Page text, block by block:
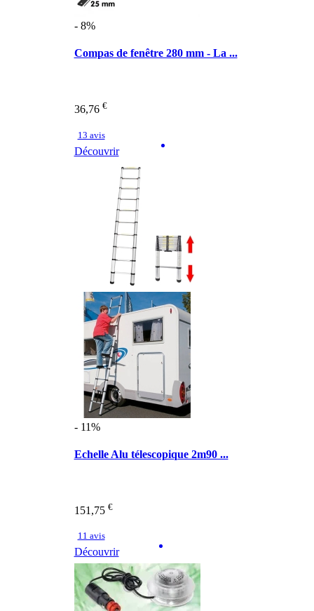
- 8%
Compas de fenêtre 280 mm - La ...
36,76 €
13 avis
Découvrir
- 11%
Echelle Alu télescopique 2m90 ...
151,75 €
11 avis
Découvrir